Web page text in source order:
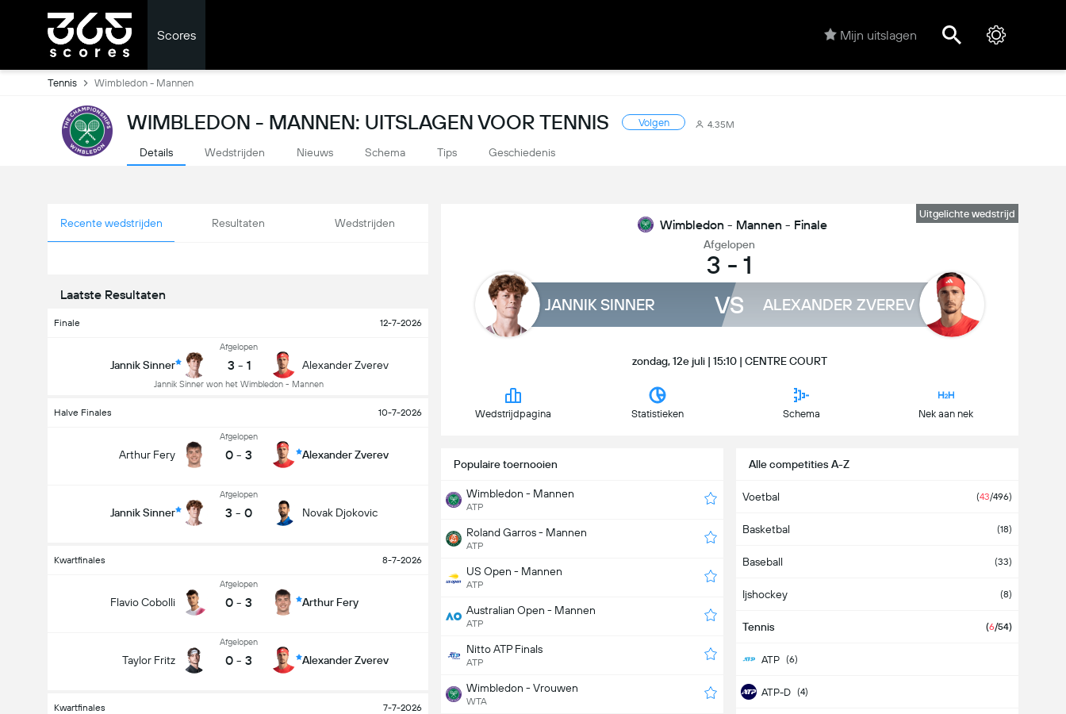
Scores Mijn uitslagen
Tennis Wimbledon - Mannen
WIMBLEDON - MANNEN: UITSLAGEN VOOR TENNIS Volgen 4.35M
Details Wedstrijden Nieuws Schema Tips Geschiedenis
Recente wedstrijden Resultaten Wedstrijden
Laatste Resultaten
Finale 12-7-2026
Jannik Sinner
Afgelopen
3 - 1
Jannik Sinner won het Wimbledon - Mannen
Alexander Zverev
Halve Finales 10-7-2026
Arthur Fery
Afgelopen
0 - 3 Alexander Zverev
Jannik Sinner
Afgelopen
3 - 0 Novak Djokovic
Kwartfinales 8-7-2026
Flavio Cobolli
Afgelopen
0 - 3 Arthur Fery
Taylor Fritz
Afgelopen
0 - 3 Alexander Zverev
Kwartfinales 7-7-2026
Uitgelichte wedstrijd
Wimbledon - Mannen - Finale
Afgelopen
3 - 1
JANNIK SINNER VS ALEXANDER ZVEREV
zondag, 12e juli | 15:10 | CENTRE COURT
Wedstrijdpagina Statistieken Schema Nek aan nek
Populaire toernooien
Wimbledon - Mannen
ATP
Roland Garros - Mannen
ATP
US Open - Mannen
ATP
Australian Open - Mannen
ATP
Nitto ATP Finals
ATP
Wimbledon - Vrouwen
WTA
Alle competities A-Z
Voetbal (43/496)
Basketbal (18)
Baseball (33)
Ijshockey (8)
Tennis (6/54)
ATP (6)
ATP-D (4)